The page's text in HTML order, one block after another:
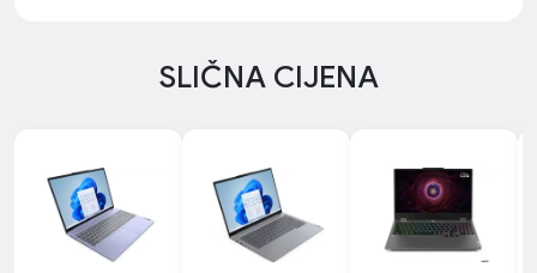
SLIČNA CIJENA